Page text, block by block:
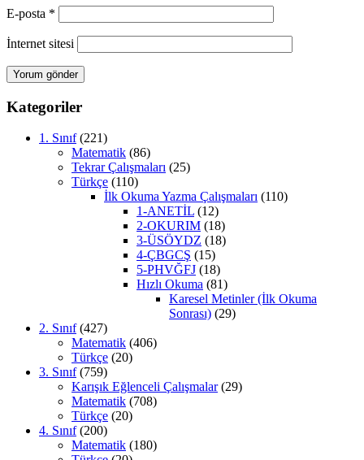
E-posta *
İnternet sitesi
Kategoriler
1. Sınıf(221)
Matematik (86)
Tekrar Çalışmaları (25)
Türkçe (110)
İlk Okuma Yazma Çalışmaları (110)
1-ANETİL (12)
2-OKURIM (18)
3-ÜSÖYDZ (18)
4-ÇBGCŞ (15)
5-PHVĞFJ (18)
Hızlı Okuma (81)
Karesel Metinler (İlk Okuma
Sonrası) (29)
2. Sınıf(427)
Matematik (406)
Türkçe (20)
3. Sınıf(759)
Karışık Eğlenceli Çalışmalar(29)
Matematik (708)
Türkçe (20)
4. Sınıf(200)
Matematik (180)